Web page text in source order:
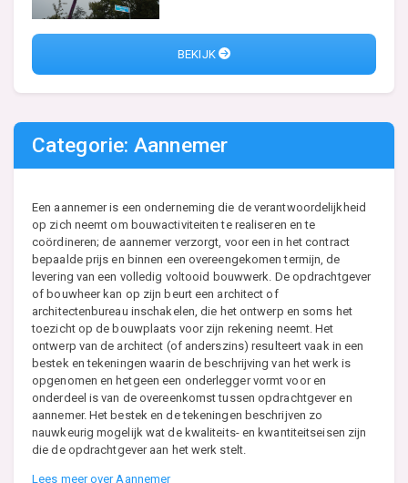
BEKIJK
Categorie: Aannemer
Een aannemer is een onderneming die de verantwoordelijkheid
op zich neemt om bouwactiviteiten te realiseren en te
coördineren; de aannemer verzorgt, voor een in het contract
bepaalde prijs en binnen een overeengekomen termijn, de
levering van een volledig voltooid bouwwerk. De opdrachtgever
of bouwheer kan op zijn beurt een architect of
architectenbureau inschakelen, die het ontwerp en soms het
toezicht op de bouwplaats voor zijn rekening neemt. Het
ontwerp van de architect (of anderszins) resulteert vaak in een
bestek en tekeningen waarin de beschrijving van het werk is
opgenomen en hetgeen een onderlegger vormt voor en
onderdeel is van de overeenkomst tussen opdrachtgever en
aannemer. Het bestek en de tekeningen beschrijven zo
nauwkeurig mogelijk wat de kwaliteits- en kwantiteitseisen zijn
die de opdrachtgever aan het werk stelt.
Lees meer over Aannemer